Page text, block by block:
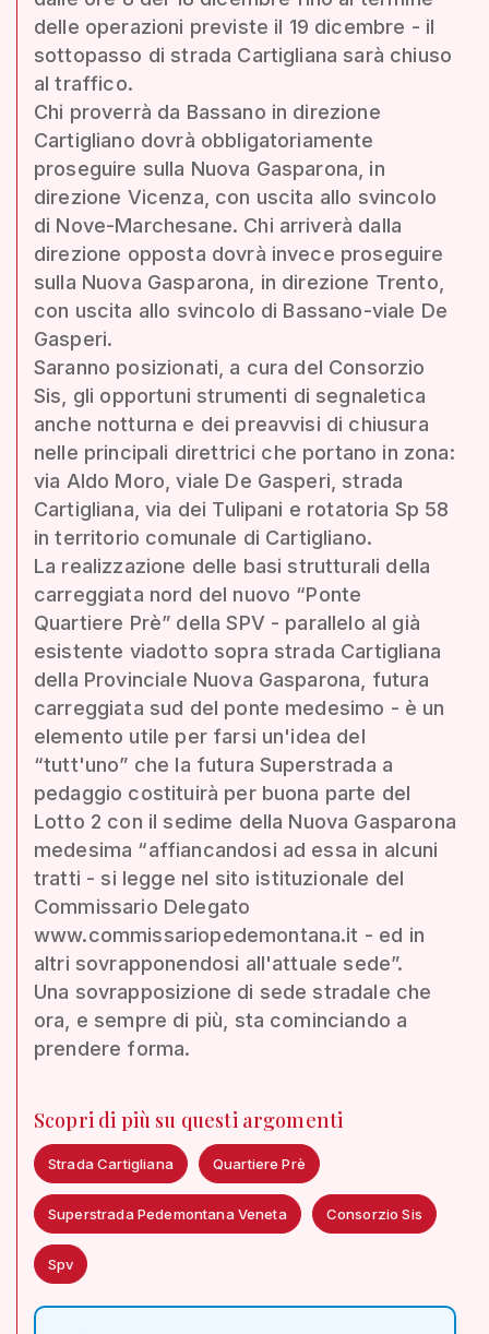
delle operazioni previste il 19 dicembre - il
sottopasso di strada Cartigliana sarà chiuso
al traffico.
Chi proverrà da Bassano in direzione
Cartigliano dovrà obbligatoriamente
proseguire sulla Nuova Gasparona, in
direzione Vicenza, con uscita allo svincolo
di Nove-Marchesane. Chi arriverà dalla
direzione opposta dovrà invece proseguire
sulla Nuova Gasparona, in direzione Trento,
con uscita allo svincolo di Bassano-viale De
Gasperi.
Saranno posizionati, a cura del Consorzio
Sis, gli opportuni strumenti di segnaletica
anche notturna e dei preavvisi di chiusura
nelle principali direttrici che portano in zona:
via Aldo Moro, viale De Gasperi, strada
Cartigliana, via dei Tulipani e rotatoria Sp 58
in territorio comunale di Cartigliano.
La realizzazione delle basi strutturali della
carreggiata nord del nuovo “Ponte
Quartiere Prè” della SPV - parallelo al già
esistente viadotto sopra strada Cartigliana
della Provinciale Nuova Gasparona, futura
carreggiata sud del ponte medesimo - è un
elemento utile per farsi un'idea del
“tutt'uno” che la futura Superstrada a
pedaggio costituirà per buona parte del
Lotto 2 con il sedime della Nuova Gasparona
medesima “affiancandosi ad essa in alcuni
tratti - si legge nel sito istituzionale del
Commissario Delegato
www.commissariopedemontana.it - ed in
altri sovrapponendosi all'attuale sede”.
Una sovrapposizione di sede stradale che
ora, e sempre di più, sta cominciando a
prendere forma.
Scopri di più su questi argomenti
Strada Cartigliana Quartiere Prè
Superstrada Pedemontana Veneta Consorzio Sis
Spv